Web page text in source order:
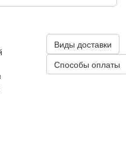
Виды доставки
Способы оплаты